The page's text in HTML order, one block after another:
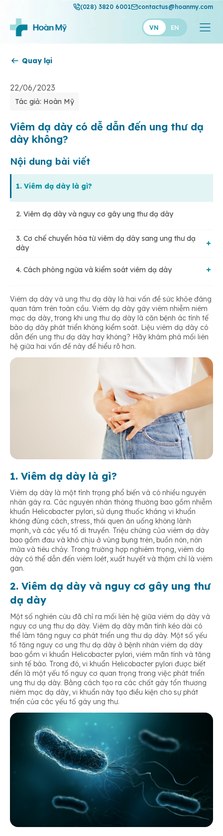
(028) 3820 6001 contactus@hoanmy.com
VN EN
Thuận Mỹ
Quay lại
22/06/2023
Tác giả: Hoàn Mỹ
Viêm dạ dày có dễ dẫn đến ung thư dạ
dày không?
Nội dung bài viết
1. Viêm dạ dày là gì?
2. Viêm dạ dày và nguy cơ gây ung thư dạ dày
3. Cơ chế chuyển hóa từ viêm dạ dày sang ung thư dạ
dày
3.1. Quá trình biến đổi
3.2. Các yếu tố ảnh hưởng đến quá trình biến đổi
4. Cách phòng ngừa và kiểm soát viêm dạ dày
4.1. Kiểm soát viêm dạ dày
4.2. Thực hiện chế độ ăn uống và lối sống lành mạnh
4.3. Thực hiện theo dõi định kỳ và xét nghiệm
4.4. Tiêm ngừa phòng ung thư dạ dày
Viêm dạ dày và ung thư dạ dày là hai vấn đề sức khỏe đáng
quan tâm trên toàn cầu. Viêm dạ dày gây viêm nhiễm niêm
mạc dạ dày, trong khi ung thư dạ dày là căn bệnh ác tính tế
bào dạ dày phát triển không kiểm soát. Liệu viêm dạ dày có
dẫn đến ung thư dạ dày hay không? Hãy khám phá mối liên
hệ giữa hai vấn đề này để hiểu rõ hơn.
1. Viêm dạ dày là gì?
Viêm dạ dày là một tình trạng phổ biến và có nhiều nguyên
nhân gây ra. Các nguyên nhân thông thường bao gồm nhiễm
khuẩn Helicobacter pylori, sử dụng thuốc kháng vi khuẩn
không đúng cách, stress, thói quen ăn uống không lành
mạnh, và các yếu tố di truyền. Triệu chứng của viêm dạ dày
bao gồm đau và khó chịu ở vùng bụng trên, buồn nôn, nôn
mửa và tiêu chảy. Trong trường hợp nghiêm trọng, viêm dạ
dày có thể dẫn đến viêm loét, xuất huyết và thậm chí là viêm
gan.
2. Viêm dạ dày và nguy cơ gây ung thư
dạ dày
Một số nghiên cứu đã chỉ ra mối liên hệ giữa viêm dạ dày và
nguy cơ ung thư dạ dày. Viêm dạ dày mãn tính kéo dài có
thể làm tăng nguy cơ phát triển ung thư dạ dày. Một số yếu
tố tăng nguy cơ ung thư dạ dày ở bệnh nhân viêm dạ dày
bao gồm vi khuẩn Helicobacter pylori, viêm mãn tính và tăng
sinh tế bào. Trong đó, vi khuẩn Helicobacter pylori được biết
đến là một yếu tố nguy cơ quan trọng trong việc phát triển
ung thư dạ dày. Bằng cách tạo ra các chất gây tổn thương
niêm mạc dạ dày, vi khuẩn này tạo điều kiện cho sự phát
triển của các yếu tố gây ung thư.